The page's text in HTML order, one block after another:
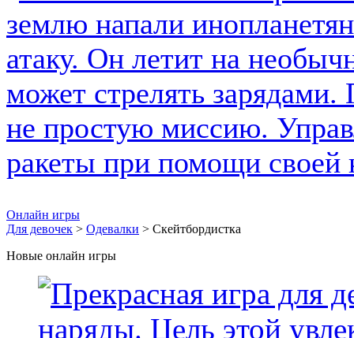
Онлайн игры
Для девочек > Одевалки > Скейтбордистка
Новые онлайн игры